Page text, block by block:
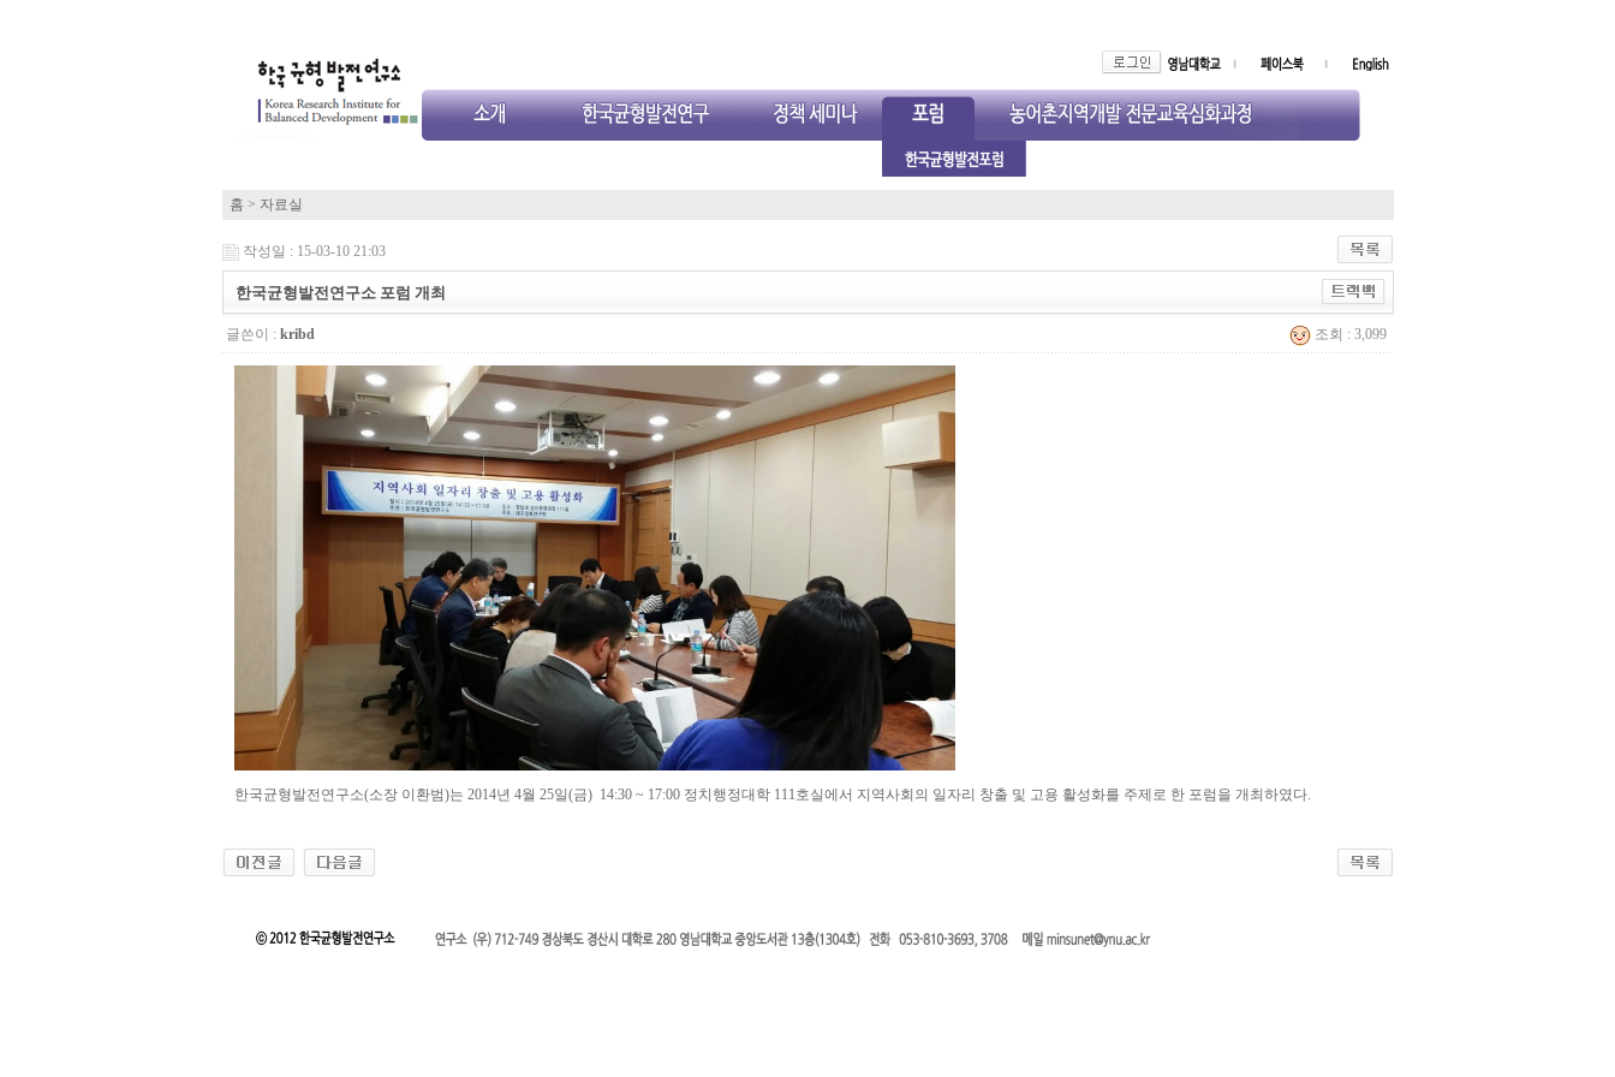
홈 > 자료실
작성일 : 15-03-10 21:03
한국균형발전연구소 포럼 개최
글쓴이 : kribd 조회 : 3,099
한국균형발전연구소(소장 이환범)는 2014년 4월 25일(금) 14:30 ~ 17:00 정치행정대학 111호실에서 지역사회의 일자리 창출 및 고용 활성화를 주제로 한 포럼을 개최하였다.